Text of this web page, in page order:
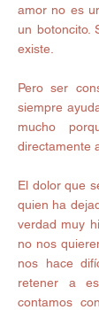
amor no es
un botoncito.
existe.
Pero ser
siempre
mucho
directamente
El dolor que
quien ha
verdad muy
no nos
nos hace
retener a
contamos